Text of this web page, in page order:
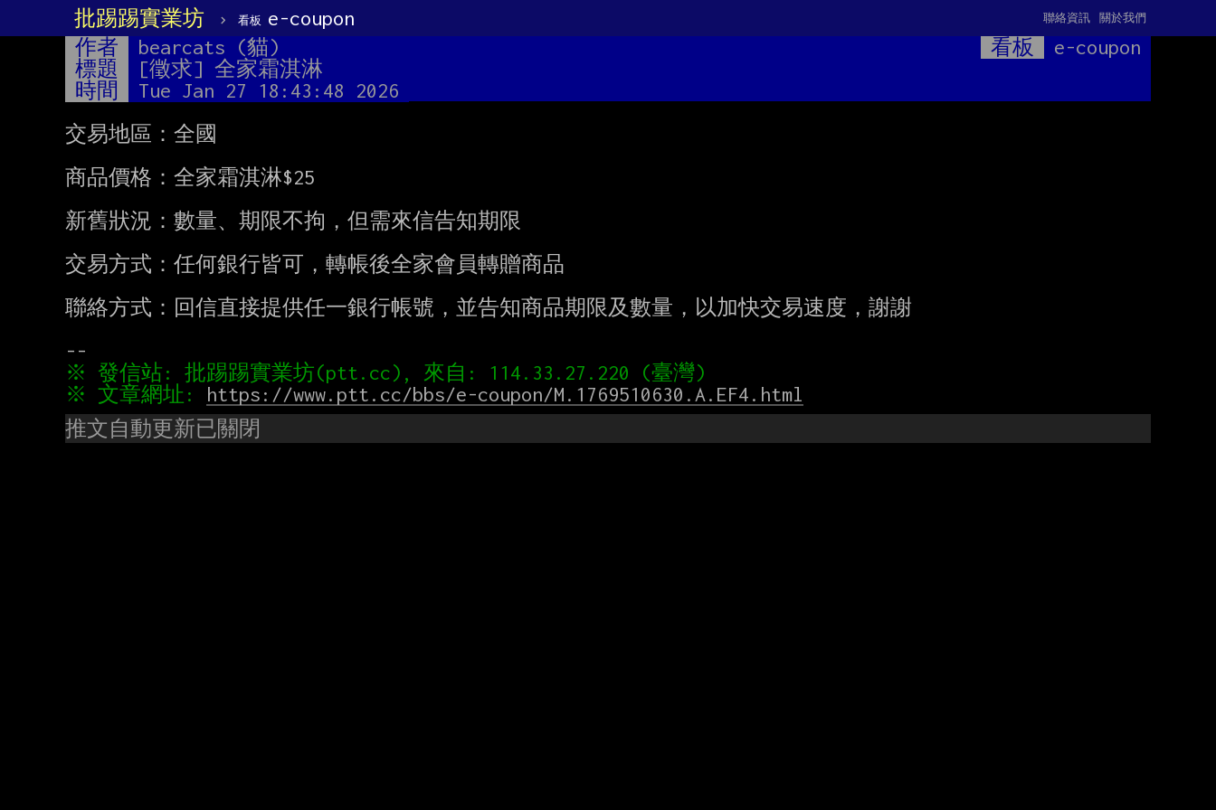
批踢踢實業坊 › 看板 e-coupon 關於我們
聯絡資訊
作者 bearcats (貓) 看板
e-coupon
標題
[徵求] 全家霜淇淋
時間
Tue Jan 27 18:43:48 2026
交易地區：全國
商品價格：全家霜淇淋$25
新舊狀況：數量、期限不拘，但需來信告知期限
交易方式：任何銀行皆可，轉帳後全家會員轉贈商品
聯絡方式：回信直接提供任一銀行帳號，並告知商品期限及數量，以加快交易速度，謝謝
※ 文章網址: https://www.ptt.cc/bbs/e-coupon/M.1769510630.A.EF4.html
推文自動更新已關閉